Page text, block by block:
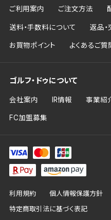
ご利用案内 ご注文方法
送料・手数料について 返品
お買物ポイント よくあるご質
ゴルフ・ドゥについて
会社案内 IR情報 事業紹
FC加盟募集
利用規約 個人情報保護方針
特定商取引法に基づく表記